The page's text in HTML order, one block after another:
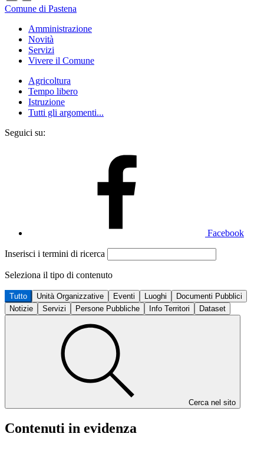
Comune di Pastena
Amministrazione
Novità
Servizi
Vivere il Comune
Agricoltura
Tempo libero
Istruzione
Tutti gli argomenti...
Seguici su:
Facebook
Inserisci i termini di ricerca
Seleziona il tipo di contenuto
Tutto Unità Organizzative Eventi Luoghi
Documenti Pubblici
Notizie
Servizi Persone Pubbliche Info Territori Dataset
Cerca nel sito
Contenuti in evidenza